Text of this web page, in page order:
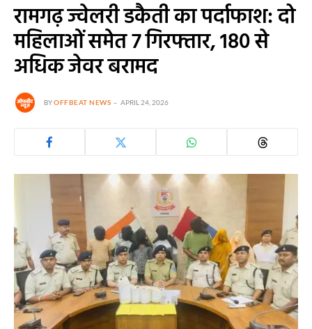
रामगढ़ ज्वेलरी डकैती का पर्दाफाश: दो
महिलाओं समेत 7 गिरफ्तार, 180 से
अधिक जेवर बरामद
BYOFFBEAT NEWS APRIL 24, 2026